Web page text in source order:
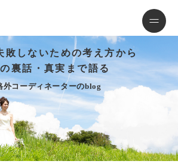
敗しないための考え方から
裏話・真実まで語る
外コーディネーターのblog